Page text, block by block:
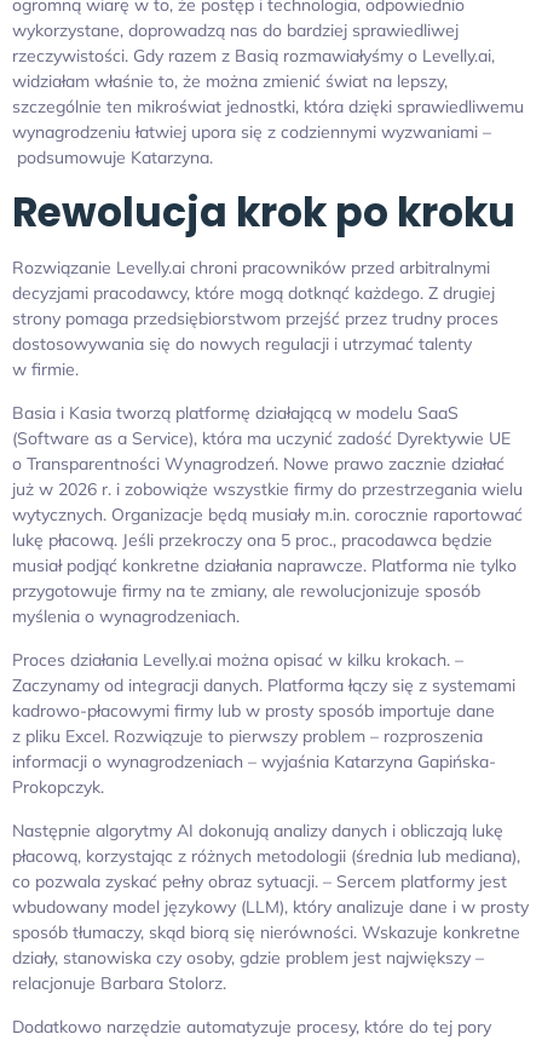
ogromną wiarę w to, że postęp i technologia, odpowiednio
wykorzystane, doprowadzą nas do bardziej sprawiedliwej
rzeczywistości. Gdy razem z Basią rozmawiałyśmy o Levelly.ai,
widziałam właśnie to, że można zmienić świat na lepszy,
szczególnie ten mikroświat jednostki, która dzięki sprawiedliwemu
wynagrodzeniu łatwiej upora się z codziennymi wyzwaniami –
podsumowuje Katarzyna.
Rewolucja krok po kroku
Rozwiązanie Levelly.ai chroni pracowników przed arbitralnymi
decyzjami pracodawcy, które mogą dotknąć każdego. Z drugiej
strony pomaga przedsiębiorstwom przejść przez trudny proces
dostosowywania się do nowych regulacji i utrzymać talenty
w firmie.
Basia i Kasia tworzą platformę działającą w modelu SaaS
(Software as a Service), która ma uczynić zadość Dyrektywie UE
o Transparentności Wynagrodzeń. Nowe prawo zacznie działać
już w 2026 r. i zobowiąże wszystkie firmy do przestrzegania wielu
wytycznych. Organizacje będą musiały m.in. corocznie raportować
lukę płacową. Jeśli przekroczy ona 5 proc., pracodawca będzie
musiał podjąć konkretne działania naprawcze. Platforma nie tylko
przygotowuje firmy na te zmiany, ale rewolucjonizuje sposób
myślenia o wynagrodzeniach.
Proces działania Levelly.ai można opisać w kilku krokach. –
Zaczynamy od integracji danych. Platforma łączy się z systemami
kadrowo-płacowymi firmy lub w prosty sposób importuje dane
z pliku Excel. Rozwiązuje to pierwszy problem – rozproszenia
informacji o wynagrodzeniach – wyjaśnia Katarzyna Gapińska-
Prokopczyk.
Następnie algorytmy AI dokonują analizy danych i obliczają lukę
płacową, korzystając z różnych metodologii (średnia lub mediana),
co pozwala zyskać pełny obraz sytuacji. – Sercem platformy jest
wbudowany model językowy (LLM), który analizuje dane i w prosty
sposób tłumaczy, skąd biorą się nierówności. Wskazuje konkretne
działy, stanowiska czy osoby, gdzie problem jest największy –
relacjonuje Barbara Stolorz.
Dodatkowo narzędzie automatyzuje procesy, które do tej pory